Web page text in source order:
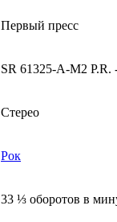
Первый пресс
SR 61325-A-M2 P.R.
Стерео
Рок
33 ⅓ оборотов в